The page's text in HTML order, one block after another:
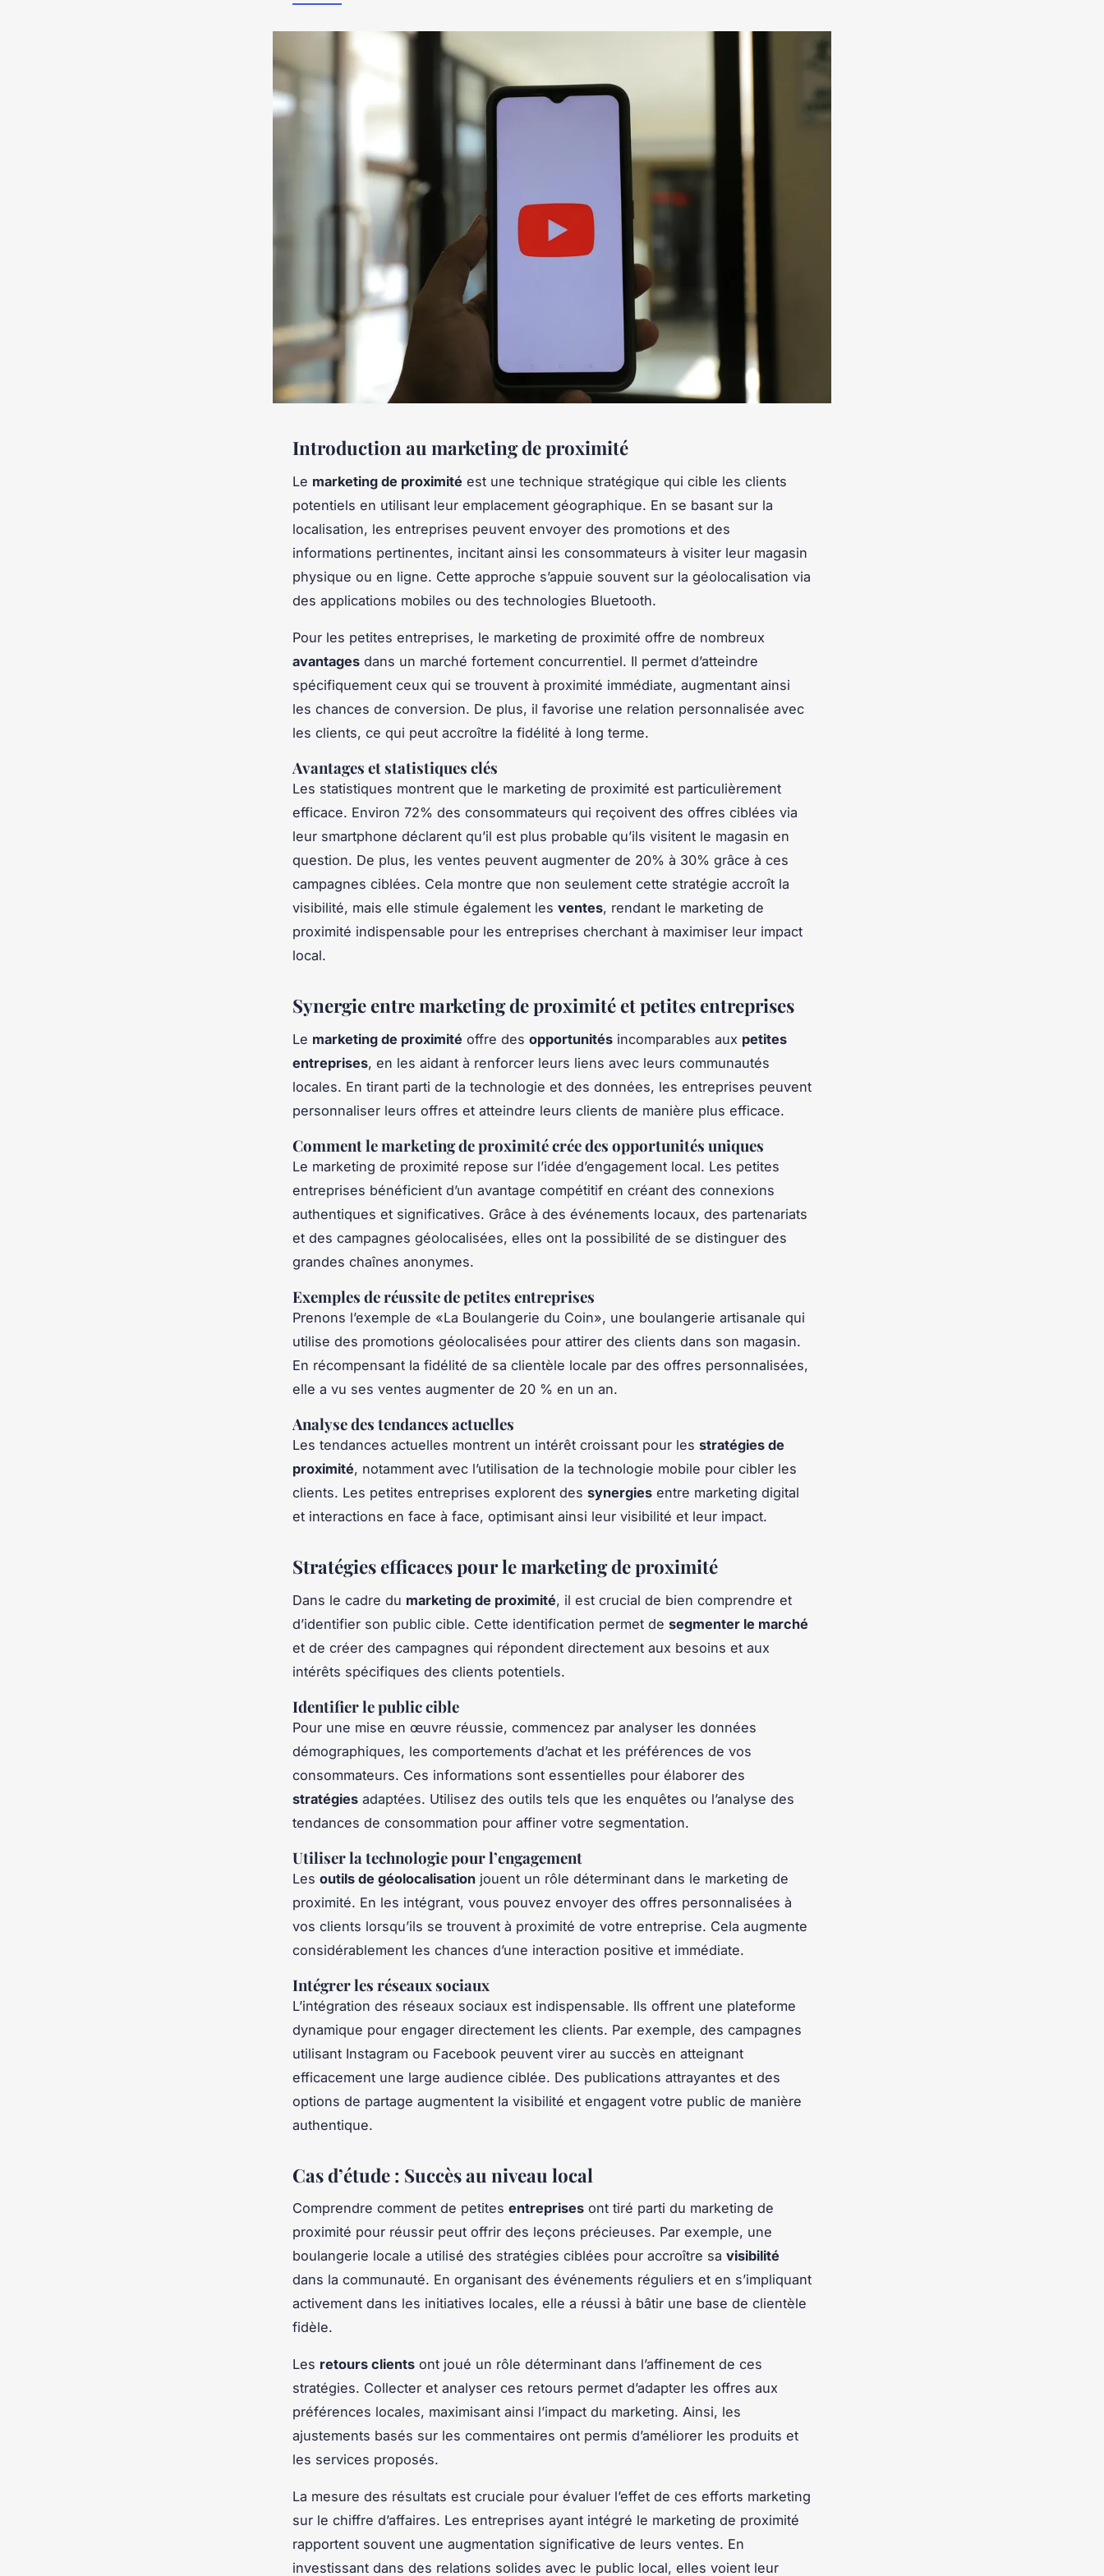
Introduction au marketing de proximité
Le marketing de proximité est une technique stratégique qui cible les clients
potentiels en utilisant leur emplacement géographique. En se basant sur la
localisation, les entreprises peuvent envoyer des promotions et des
informations pertinentes, incitant ainsi les consommateurs à visiter leur magasin
physique ou en ligne. Cette approche s’appuie souvent sur la géolocalisation via
des applications mobiles ou des technologies Bluetooth.
Pour les petites entreprises, le marketing de proximité offre de nombreux
avantages dans un marché fortement concurrentiel. Il permet d’atteindre
spécifiquement ceux qui se trouvent à proximité immédiate, augmentant ainsi
les chances de conversion. De plus, il favorise une relation personnalisée avec
les clients, ce qui peut accroître la fidélité à long terme.
Avantages et statistiques clés
Les statistiques montrent que le marketing de proximité est particulièrement
efficace. Environ 72% des consommateurs qui reçoivent des offres ciblées via
leur smartphone déclarent qu’il est plus probable qu’ils visitent le magasin en
question. De plus, les ventes peuvent augmenter de 20% à 30% grâce à ces
campagnes ciblées. Cela montre que non seulement cette stratégie accroît la
visibilité, mais elle stimule également les ventes, rendant le marketing de
proximité indispensable pour les entreprises cherchant à maximiser leur impact
local.
Synergie entre marketing de proximité et petites entreprises
Le marketing de proximité offre des opportunités incomparables aux petites
entreprises, en les aidant à renforcer leurs liens avec leurs communautés
locales. En tirant parti de la technologie et des données, les entreprises peuvent
personnaliser leurs offres et atteindre leurs clients de manière plus efficace.
Comment le marketing de proximité crée des opportunités uniques
Le marketing de proximité repose sur l’idée d’engagement local. Les petites
entreprises bénéficient d’un avantage compétitif en créant des connexions
authentiques et significatives. Grâce à des événements locaux, des partenariats
et des campagnes géolocalisées, elles ont la possibilité de se distinguer des
grandes chaînes anonymes.
Exemples de réussite de petites entreprises
Prenons l’exemple de «La Boulangerie du Coin», une boulangerie artisanale qui
utilise des promotions géolocalisées pour attirer des clients dans son magasin.
En récompensant la fidélité de sa clientèle locale par des offres personnalisées,
elle a vu ses ventes augmenter de 20 % en un an.
Analyse des tendances actuelles
Les tendances actuelles montrent un intérêt croissant pour les stratégies de
proximité, notamment avec l’utilisation de la technologie mobile pour cibler les
clients. Les petites entreprises explorent des synergies entre marketing digital
et interactions en face à face, optimisant ainsi leur visibilité et leur impact.
Stratégies efficaces pour le marketing de proximité
Dans le cadre du marketing de proximité, il est crucial de bien comprendre et
d’identifier son public cible. Cette identification permet de segmenter le marché
et de créer des campagnes qui répondent directement aux besoins et aux
intérêts spécifiques des clients potentiels.
Identifier le public cible
Pour une mise en œuvre réussie, commencez par analyser les données
démographiques, les comportements d’achat et les préférences de vos
consommateurs. Ces informations sont essentielles pour élaborer des
stratégies adaptées. Utilisez des outils tels que les enquêtes ou l’analyse des
tendances de consommation pour affiner votre segmentation.
Utiliser la technologie pour l’engagement
Les outils de géolocalisation jouent un rôle déterminant dans le marketing de
proximité. En les intégrant, vous pouvez envoyer des offres personnalisées à
vos clients lorsqu’ils se trouvent à proximité de votre entreprise. Cela augmente
considérablement les chances d’une interaction positive et immédiate.
Intégrer les réseaux sociaux
L’intégration des réseaux sociaux est indispensable. Ils offrent une plateforme
dynamique pour engager directement les clients. Par exemple, des campagnes
utilisant Instagram ou Facebook peuvent virer au succès en atteignant
efficacement une large audience ciblée. Des publications attrayantes et des
options de partage augmentent la visibilité et engagent votre public de manière
authentique.
Cas d’étude : Succès au niveau local
Comprendre comment de petites entreprises ont tiré parti du marketing de
proximité pour réussir peut offrir des leçons précieuses. Par exemple, une
boulangerie locale a utilisé des stratégies ciblées pour accroître sa visibilité
dans la communauté. En organisant des événements réguliers et en s’impliquant
activement dans les initiatives locales, elle a réussi à bâtir une base de clientèle
fidèle.
Les retours clients ont joué un rôle déterminant dans l’affinement de ces
stratégies. Collecter et analyser ces retours permet d’adapter les offres aux
préférences locales, maximisant ainsi l’impact du marketing. Ainsi, les
ajustements basés sur les commentaires ont permis d’améliorer les produits et
les services proposés.
La mesure des résultats est cruciale pour évaluer l’effet de ces efforts marketing
sur le chiffre d’affaires. Les entreprises ayant intégré le marketing de proximité
rapportent souvent une augmentation significative de leurs ventes. En
investissant dans des relations solides avec le public local, elles voient leur